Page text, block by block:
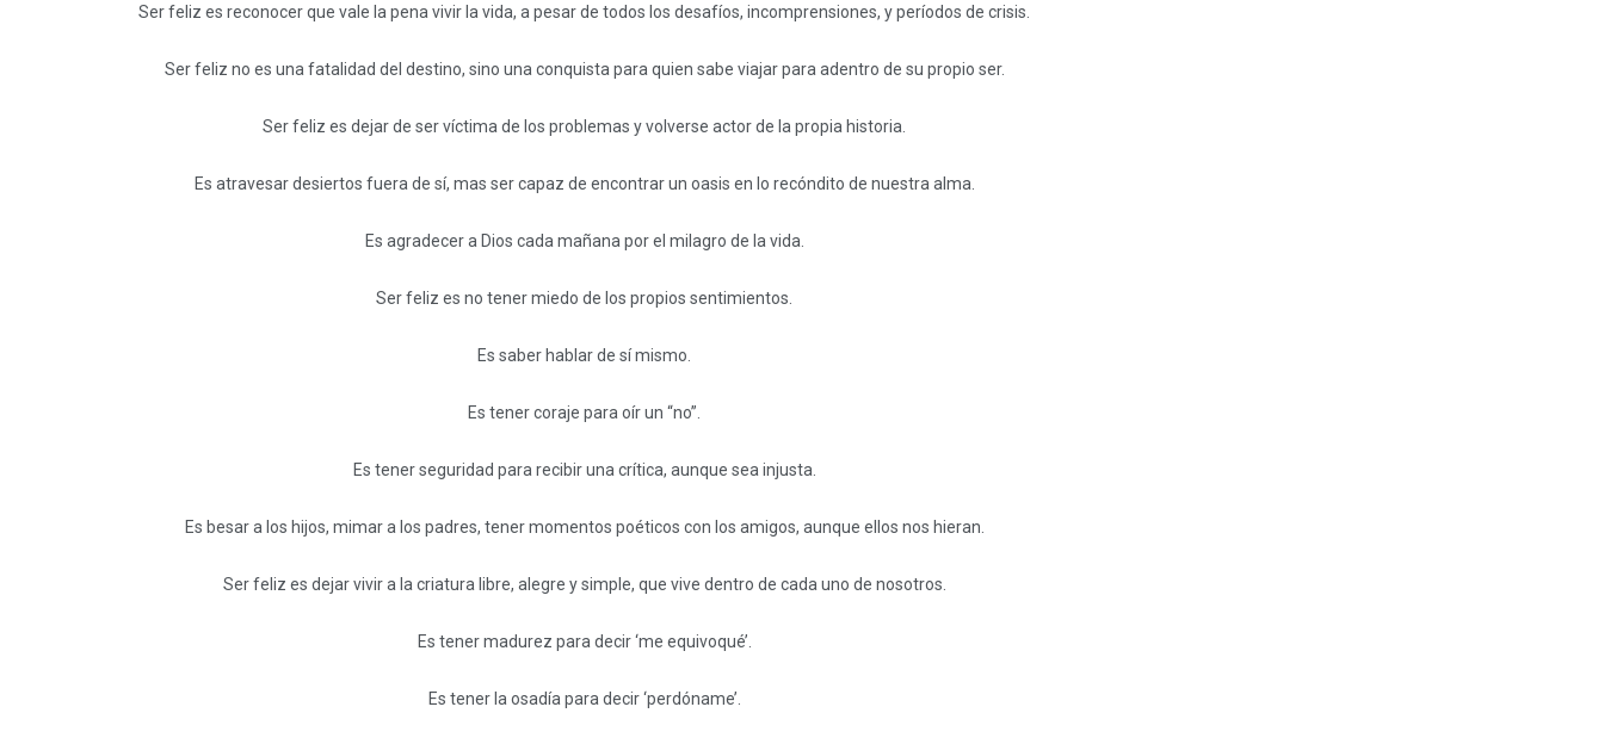
Ser feliz es reconocer que vale la pena vivir la vida, a pesar de todos los desafíos, incomprensiones, y períodos de crisis.
Ser feliz no es una fatalidad del destino, sino una conquista para quien sabe viajar para adentro de su propio ser.
Ser feliz es dejar de ser víctima de los problemas y volverse actor de la propia historia.
Es atravesar desiertos fuera de sí, mas ser capaz de encontrar un oasis en lo recóndito de nuestra alma.
Es agradecer a Dios cada mañana por el milagro de la vida.
Ser feliz es no tener miedo de los propios sentimientos.
Es saber hablar de sí mismo.
Es tener coraje para oír un “no”.
Es tener seguridad para recibir una crítica, aunque sea injusta.
Es besar a los hijos, mimar a los padres, tener momentos poéticos con los amigos, aunque ellos nos hieran.
Ser feliz es dejar vivir a la criatura libre, alegre y simple, que vive dentro de cada uno de nosotros.
Es tener madurez para decir ‘me equivoqué’.
Es tener la osadía para decir ‘perdóname’.